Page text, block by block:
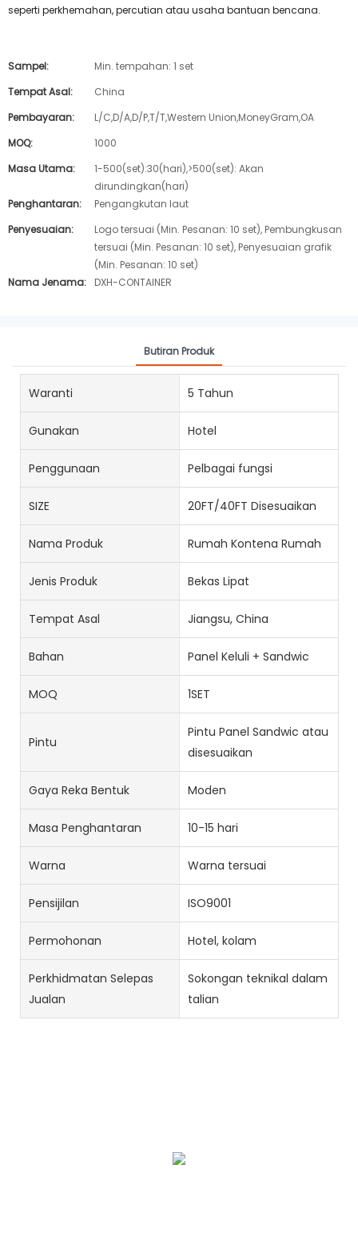
seperti perkhemahan, percutian atau usaha bantuan bencana.
Sampel:
Min. tempahan: 1 set
Tempat Asal:
China
Pembayaran:
L/C,D/A,D/P,T/T,Western Union,MoneyGram,OA
MOQ:
1000
Masa Utama:
1-500(set):30(hari),>500(set): Akan
dirundingkan(hari)
Penghantaran:
Pengangkutan laut
Penyesuaian:
Logo tersuai (Min. Pesanan: 10 set), Pembungkusan
tersuai (Min. Pesanan: 10 set), Penyesuaian grafik
(Min. Pesanan: 10 set)
Nama Jenama:
DXH-CONTAINER
Butiran Produk
Waranti 5 Tahun
Gunakan Hotel
Penggunaan Pelbagai fungsi
SIZE 20FT/40FT Disesuaikan
Nama Produk Rumah Kontena Rumah
Jenis Produk Bekas Lipat
Tempat Asal Jiangsu, China
Bahan Panel Keluli + Sandwic
MOQ 1SET
Pintu
Pintu Panel Sandwic atau
disesuaikan
Gaya Reka Bentuk Moden
Masa Penghantaran 10-15 hari
Warna Warna tersuai
Pensijilan ISO9001
Permohonan Hotel, kolam
Perkhidmatan Selepas
Jualan
Sokongan teknikal dalam
talian